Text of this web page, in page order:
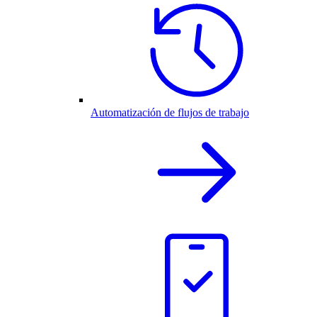
Automatización de flujos de trabajo